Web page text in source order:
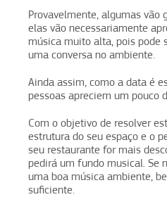
Provavelmente, algumas vão
elas vão necessariamente
música muito alta, pois pode
uma conversa no ambiente.
Ainda assim, como a data é
pessoas apreciem um pouco
Com o objetivo de resolver
estrutura do seu espaço e o
seu restaurante for mais
pedirá um fundo musical. Se
uma boa música ambiente,
suficiente.